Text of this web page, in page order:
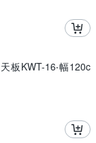
板KWT-16‧幅120c